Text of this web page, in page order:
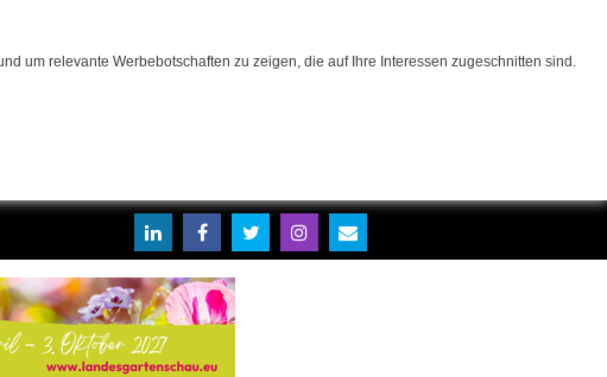
um relevante Werbebotschaften zu zeigen, die auf Ihre Interessen zugeschnitten sind.